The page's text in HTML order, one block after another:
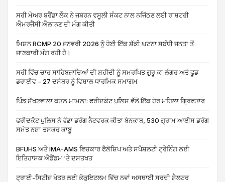
ਸਰੀ ਮੇਅਰ ਬਰੈਂਡਾ ਲੌਕ ਨੇ ਜਬਰਨ ਵਸੂਲੀ ਸੰਕਟ ਨਾਲ ਨਜਿੱਠਣ ਲਈ ਰਾਸ਼ਟਰੀ
ਐਮਰਜੈਂਸੀ ਐਲਾਨਣ ਦੀ ਮੰਗ ਕੀਤੀ
ਮਿਸ਼ਨ RCMP 20 ਜਨਵਰੀ 2026 ਨੂੰ ਹੋਈ ਇੱਕ ਸ਼ੱਕੀ ਘਟਨਾ ਸਬੰਧੀ ਜਨਤਾ ਤੋਂ
ਜਾਣਕਾਰੀ ਮੰਗ ਰਹੀ ਹੈ।
ਸਰੀ ਵਿੱਚ ਚਾਰ ਸਾਹਿਬਜ਼ਾਦਿਆਂ ਦੀ ਸ਼ਹੀਦੀ ਨੂੰ ਸਮਰਪਿਤ ਗੁਰੂ ਕਾ ਲੰਗਰ ਅਤੇ ਫੂਡ
ਡਰਾਈਵ – 27 ਦਸੰਬਰ ਨੂੰ ਵਿਸ਼ਾਲ ਧਾਰਮਿਕ ਸਮਾਗਮ
ਪਿੰਡ ਸੁੱਖਣਵਾਲਾ ਕਤਲ ਮਾਮਲਾ: ਫਰੀਦਕੋਟ ਪੁਲਿਸ ਵੱਲੋਂ ਇੱਕ ਹੋਰ ਮਹਿਲਾ ਗ੍ਰਿਫਤਾਰ
ਫਰੀਦਕੋਟ ਪੁਲਿਸ ਨੇ ਵੱਡਾ ਡਰੱਗ ਨੈਟਵਰਕ ਕੀਤਾ ਬੇਨਕਾਬ, 530 ਗ੍ਰਾਮ ਆਈਸ ਡਰੱਗ
ਸਮੇਤ ਨਸ਼ਾ ਤਸਕਰ ਕਾਬੂ
BFUHS ਅਤੇ IMA-AMS ਵਿਚਕਾਰ ਫੈਲੋਸ਼ਿਪ ਅਤੇ ਸਪੈਸ਼ਲਟੀ ਟ੍ਰੇਨਿੰਗ ਲਈ
ਇਤਿਹਾਸਕ ਐਡੈਂਡਮ ‘ਤੇ ਦਸਤਖਤ
ਟ੍ਰਾਈ-ਸਿਟੀਜ਼ ਖੇਤਰ ਲਈ ਕੋਕੁਇਟਲਮ ਵਿੱਚ ਨਵਾਂ ਅਸਥਾਈ ਸਰਦੀ ਸ਼ੈਲਟਰ